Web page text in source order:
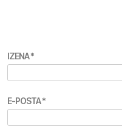
IZENA*
E-POSTA*